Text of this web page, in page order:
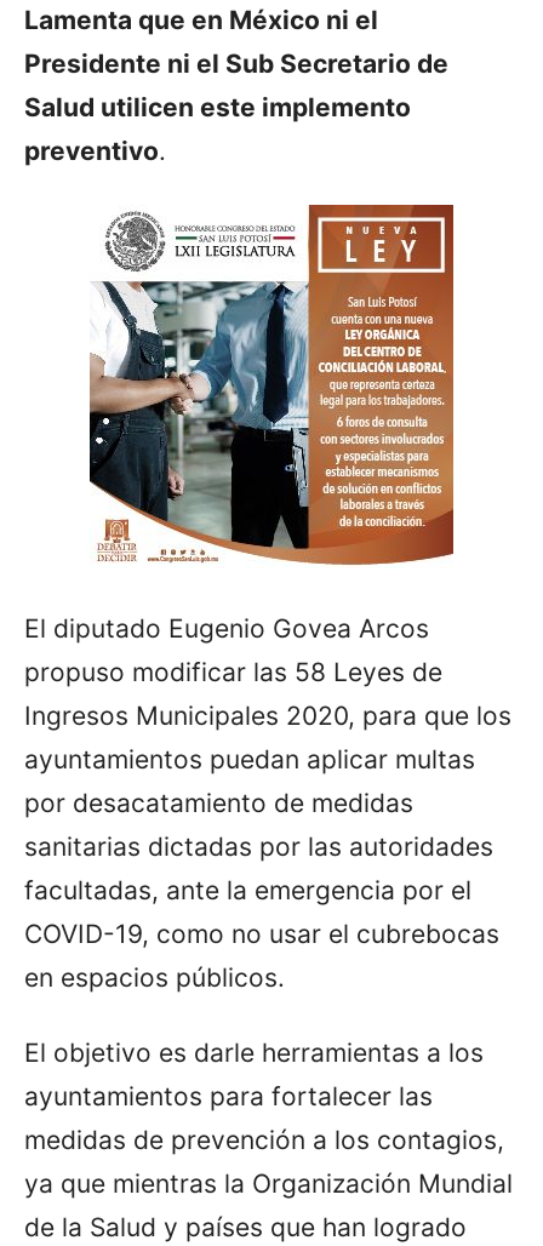
Lamenta que en México ni el
Presidente ni el Sub Secretario de
Salud utilicen este implemento
preventivo.
El diputado Eugenio Govea Arcos
propuso modificar las 58 Leyes de
Ingresos Municipales 2020, para que los
ayuntamientos puedan aplicar multas
por desacatamiento de medidas
sanitarias dictadas por las autoridades
facultadas, ante la emergencia por el
COVID-19, como no usar el cubrebocas
en espacios públicos.
El objetivo es darle herramientas a los
ayuntamientos para fortalecer las
medidas de prevención a los contagios,
ya que mientras la Organización Mundial
de la Salud y países que han logrado